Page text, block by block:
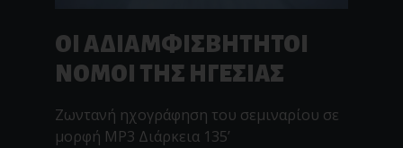
ΟΙ ΑΔΙΑΜΦΙΣΒΗΤΗΤΟΙ
ΝΟΜΟΙ ΤΗΣ ΗΓΕΣΙΑΣ
Ζωντανή ηχογράφηση του σεμιναρίου σε
μορφή MP3 Διάρκεια 135’